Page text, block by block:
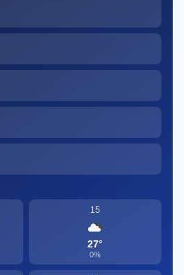
15
27°
0%